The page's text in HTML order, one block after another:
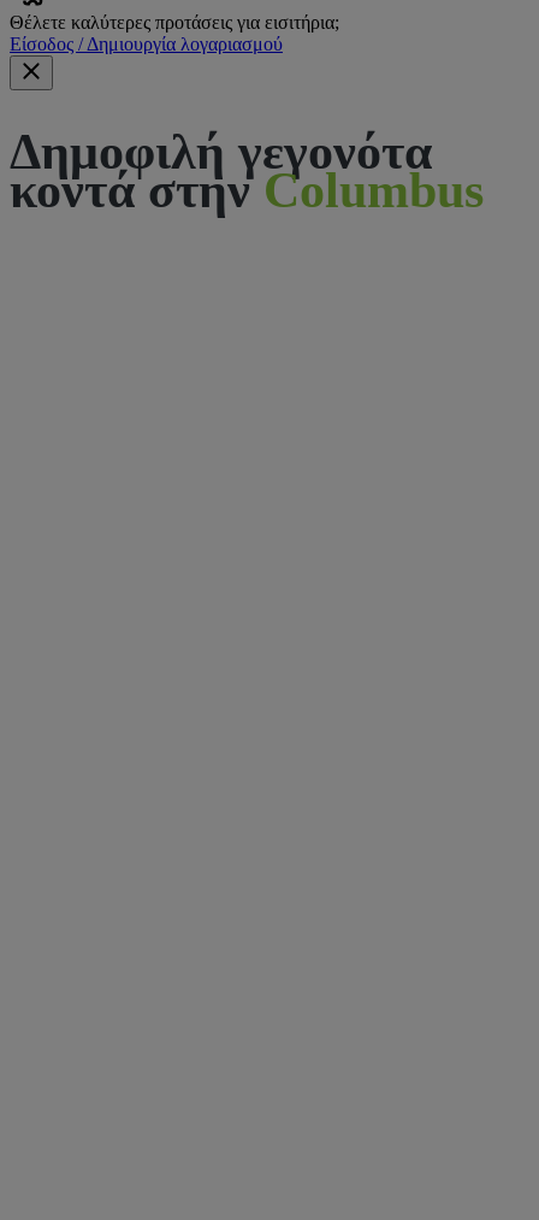
Θέλετε καλύτερες προτάσεις για εισιτήρια;
Είσοδος / Δημιουργία λογαριασμού
Δημοφιλή γεγονότα
κοντά στηνColumbus